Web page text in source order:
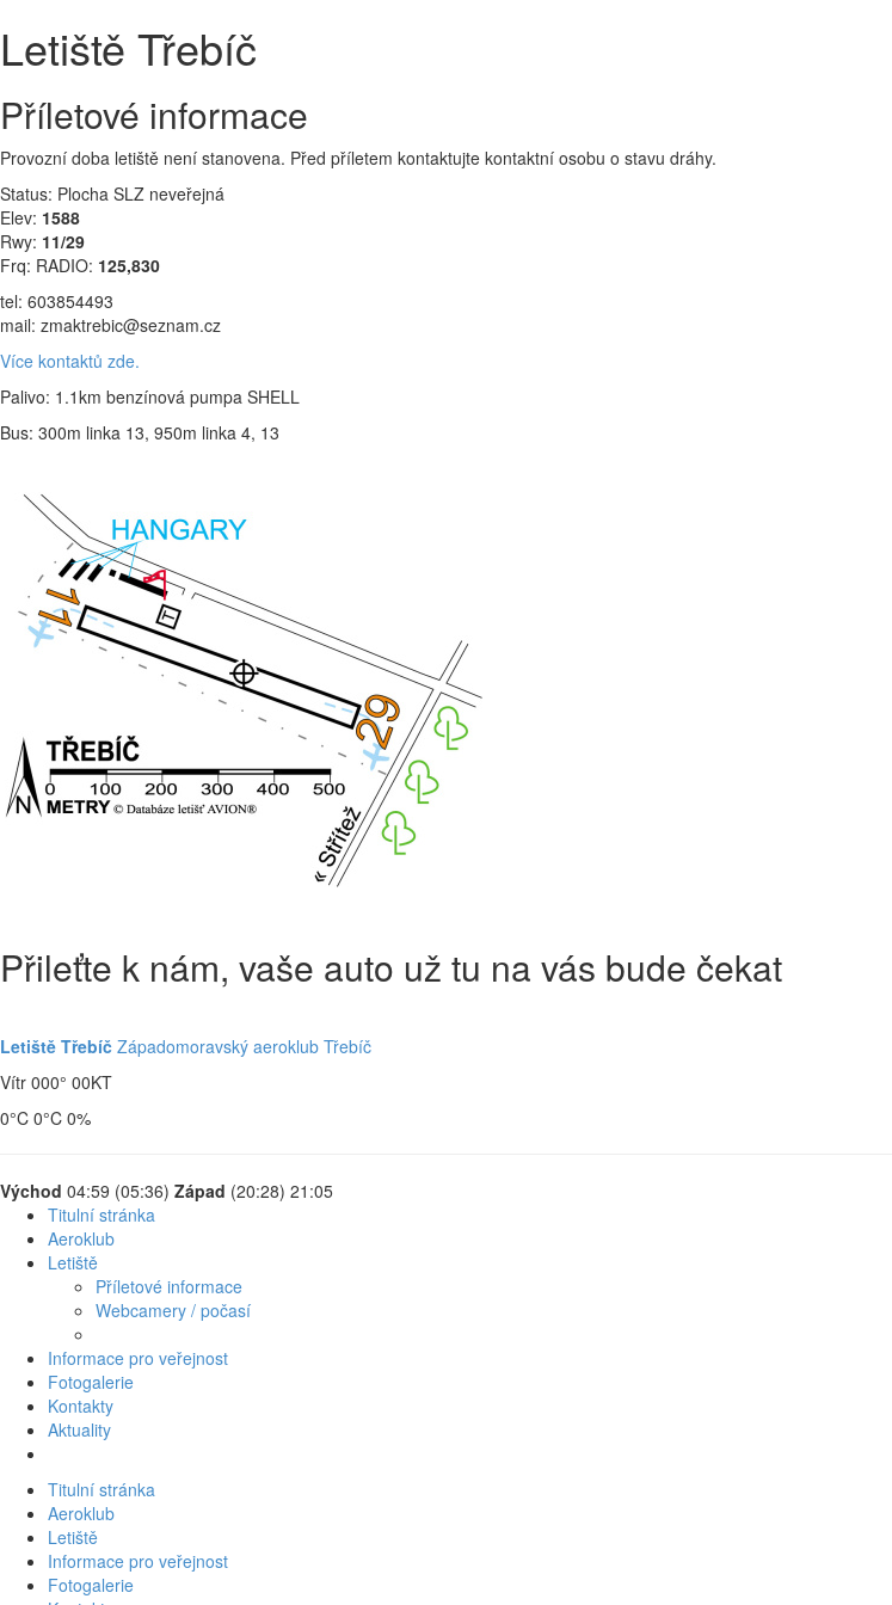
Letiště Třebíč
Příletové informace
Provozní doba letiště není stanovena. Před příletem kontaktujte kontaktní osobu o stavu dráhy.
Status: Plocha SLZ neveřejná
Elev: 1588
Rwy: 11/29
Frq: RADIO: 125,830
tel: 603854493
mail: zmaktrebic@seznam.cz
Více kontaktů zde.
Palivo: 1.1km benzínová pumpa SHELL
Bus: 300m linka 13, 950m linka 4, 13
Přileťte k nám, vaše auto už tu na vás bude čekat
Letiště Třebíč Západomoravský aeroklub Třebíč
Vítr 000° 00KT
0°C 0°C 0%
Východ 04:59 (05:36) Západ (20:28) 21:05
Titulní stránka
Aeroklub
Letiště
Příletové informace
Webcamery / počasí
Informace pro veřejnost
Fotogalerie
Kontakty
Aktuality
Titulní stránka
Aeroklub
Letiště
Informace pro veřejnost
Fotogalerie